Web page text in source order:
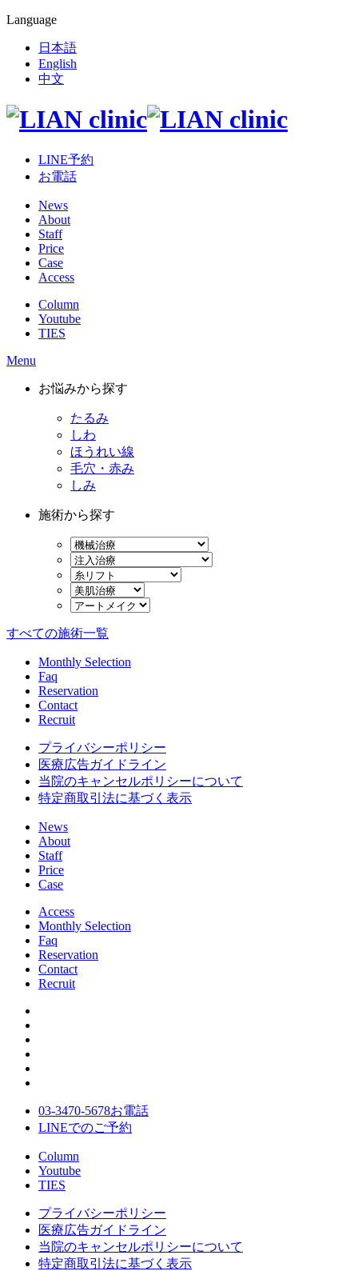
Language
日本語
English
中文
LINE予約
お電話
News
About
Staff
Price
Case
Access
Column
Youtube
TIES
Menu
お悩みから探す
たるみ
しわ
ほうれい線
毛穴・赤み
しみ
施術から探す
すべての施術一覧
Monthly Selection
Faq
Reservation
Contact
Recruit
プライバシーポリシー
医療広告ガイドライン
当院のキャンセルポリシーについて
特定商取引法に基づく表示
News
About
Staff
Price
Case
Access
Monthly Selection
Faq
Reservation
Contact
Recruit
03-3470-5678お電話
LINEでのご予約
Column
Youtube
TIES
プライバシーポリシー
医療広告ガイドライン
当院のキャンセルポリシーについて
特定商取引法に基づく表示